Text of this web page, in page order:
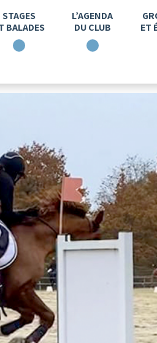
STAGES
BALADES
L’AGENDA
DU CLUB
ET